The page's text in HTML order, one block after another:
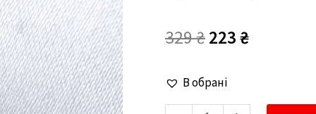
329₴Оригінальна
329 ₴.
223₴Поточна
223 ₴.
В обрані
Срібна
сережка-